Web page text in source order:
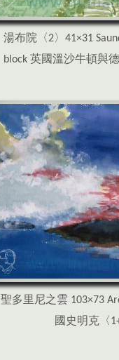
湯布院〈2〉41×31
block 英國溫沙牛頓與
聖多里尼之雲 103×73
國史明克〈